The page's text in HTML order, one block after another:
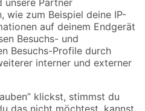
Versandarten